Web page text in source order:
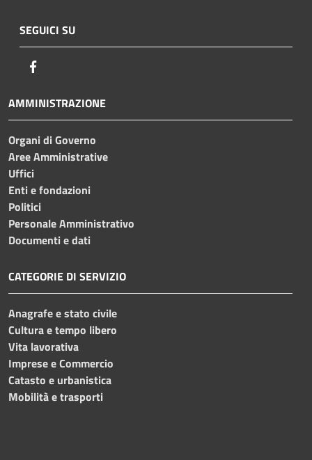
SEGUICI SU
AMMINISTRAZIONE
Organi di Governo
Aree Amministrative
Uffici
Enti e fondazioni
Politici
Personale Amministrativo
Documenti e dati
CATEGORIE DI SERVIZIO
Anagrafe e stato civile
Cultura e tempo libero
Vita lavorativa
Imprese e Commercio
Catasto e urbanistica
Mobilità e trasporti